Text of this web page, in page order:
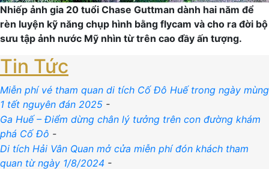
Nhiếp ảnh gia 20 tuổi Chase Guttman dành hai năm để
rèn luyện kỹ năng chụp hình bằng flycam và cho ra đời bộ
sưu tập ảnh nước Mỹ nhìn từ trên cao đầy ấn tượng.
Tin Tức
Miễn phí vé tham quan di tích Cố Đô Huế trong ngày mùng
1 tết nguyên đán 2025 -
Ga Huế – Điểm dừng chân lý tưởng trên con đường khám
phá Cố Đô -
Di tích Hải Vân Quan mở cửa miễn phí đón khách tham
quan từ ngày 1/8/2024 -